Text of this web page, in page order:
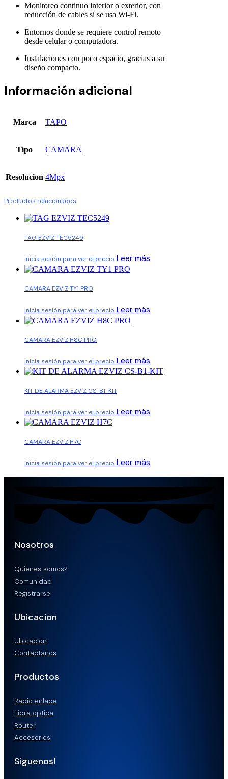
Monitoreo continuo interior o exterior, con
reducción de cables si se usa Wi-Fi.
Entornos donde se requiere control remoto
desde celular o computadora.
Instalaciones con poco espacio, gracias a su
diseño compacto.
Información adicional
Marca TAPO
Tipo CAMARA
Resolucion 4Mpx
Productos relacionados
TAG EZVIZ TEC5249
Inicia sesión para ver el precio Leer más
CAMARA EZVIZ TY1 PRO
Inicia sesión para ver el precio Leer más
CAMARA EZVIZ H8C PRO
Inicia sesión para ver el precio Leer más
KIT DE ALARMA EZVIZ CS-B1-KIT
Inicia sesión para ver el precio Leer más
CAMARA EZVIZ H7C
Inicia sesión para ver el precio Leer más
Nosotros
Quienes somos?
Comunidad
Registrarse
Ubicacion
Ubicacion
Contactanos
Productos
Radio enlace
Fibra optica
Router
Accesorios
Siguenos!